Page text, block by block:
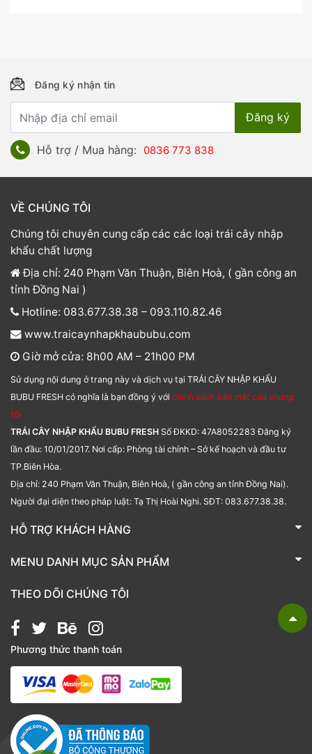
Đăng ký nhận tin
Hỗ trợ / Mua hàng: 0836 773 838
VỀ CHÚNG TÔI
Chúng tôi chuyên cung cấp các các loại trái cây nhập
khẩu chất lượng
Địa chỉ: 240 Phạm Văn Thuận, Biên Hoà, ( gần công an
tỉnh Đồng Nai )
Hotline: 083.677.38.38 – 093.110.82.46
www.traicaynhapkhaububu.com
Giờ mở cửa: 8h00 AM – 21h00 PM
Sử dụng nội dung ở trang này và dịch vụ tại TRÁI CÂY NHẬP KHẨU
BUBU FRESH có nghĩa là bạn đồng ý với chính sách bảo mật của chúng
tôi
TRÁI CÂY NHẬP KHẨU BUBU FRESH Số ĐKKD: 47A8052283 Đăng ký
lần đầu: 10/01/2017. Nơi cấp: Phòng tài chính – Sở kế hoạch và đầu tư
TP.Biên Hòa.
Địa chỉ: 240 Phạm Văn Thuận, Biên Hoà, ( gần công an tỉnh Đồng Nai).
Người đại diện theo pháp luật: Tạ Thị Hoài Nghi. SĐT: 083.677.38.38.
HỖ TRỢ KHÁCH HÀNG
TRÁI CÂY NHẬP KHẨU BUBU FRESH
MENU DANH MỤC SẢN PHẨM
Bánh kẹo
Giỏ quà tặng
Hạt chia
Hạt dẻ cười
Hạt hạnh nhân
Hạt macca
Hạt óc chó
THEO DÕI CHÚNG TÔI
Phương thức thanh toán